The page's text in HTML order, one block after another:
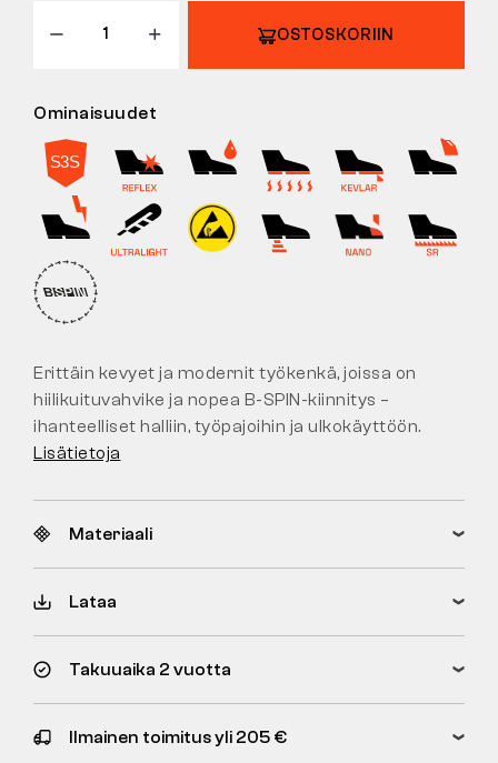
OSTOSKORIIN
Ominaisuudet
Erittäin kevyet ja modernit työkenkä, joissa on
hiilikuituvahvike ja nopea B-SPIN-kiinnitys –
ihanteelliset halliin, työpajoihin ja ulkokäyttöön.
Lisätietoja
Materiaali
Lataa
Takuuaika 2 vuotta
Ilmainen toimitus yli 205 €